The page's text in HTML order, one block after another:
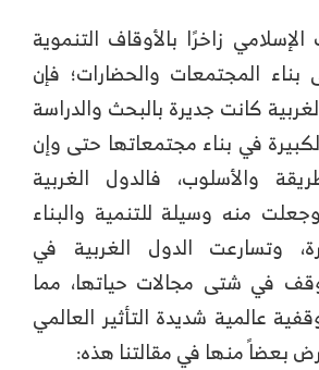
زاخرًا بالأوقاف التنموية
المجتمعات والحضارات؛ فإن
كانت جديرة بالبحث والدراسة
في بناء مجتمعاتها حتى وإن
والأسلوب، فالدول الغربية
منه وسيلة للتنمية والبناء
وتسارعت الدول الغربية في
في شتى مجالات حياتها، مما
عالمية شديدة التأثير العالمي
بعضاً منها في مقالتنا هذه: